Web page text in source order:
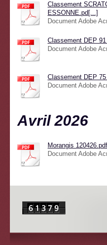
Classement
ESSONNE.pd[...]
Document Adobe
Classement DEP
Document Adobe
Classement DEP
Document Adobe
Avril 2026
Morangis 120426.pdf
Document Adobe